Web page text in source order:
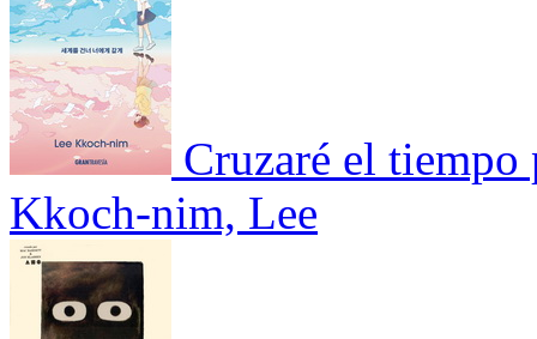
Cruzaré el tiempo
Kkoch-nim, Lee